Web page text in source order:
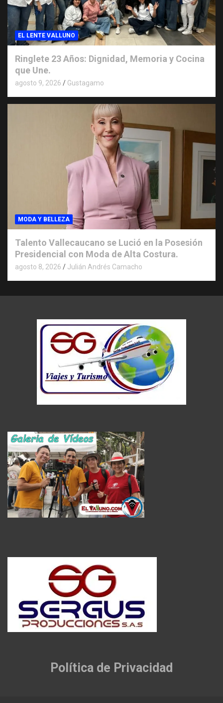
EL LENTE VALLUNO
Ringlete 23 Años: Dignidad, Memoria y Cocina
que Une.
agosto 9, 2026 Gustagamo
MODA Y BELLEZA
Talento Vallecaucano se Lució en la Posesión
Presidencial con Moda de Alta Costura.
agosto 8, 2026 Julián Andrés Camacho
Política de Privacidad